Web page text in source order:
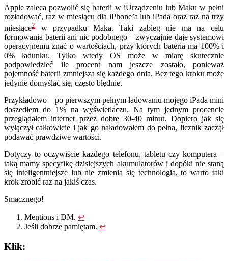
Apple zaleca pozwolić się baterii w iUrządzeniu lub Maku w pełni
rozładować, raz w miesiącu dla iPhone’a lub iPada oraz raz na trzy
miesiące2
w przypadku Maka. Taki zabieg nie ma na celu
formowania baterii ani nic podobnego – zwyczajnie daje systemowi
operacyjnemu znać o wartościach, przy których bateria ma 100% i
0% ładunku. Tylko wtedy OS może w miarę skutecznie
podpowiedzieć ile procent nam jeszcze zostało, ponieważ
pojemność baterii zmniejsza się każdego dnia. Bez tego kroku może
jedynie domyślać się, często błędnie.
Przykładowo – po pierwszym pełnym ładowaniu mojego iPada mini
doszedłem do 1% na wyświetlaczu. Na tym jednym procencie
przeglądałem internet przez dobre 30-40 minut. Dopiero jak się
wyłączył całkowicie i jak go naładowałem do pełna, licznik zaczął
podawać prawdziwe wartości.
Dotyczy to oczywiście każdego telefonu, tabletu czy komputera –
taką mamy specyfikę dzisiejszych akumulatorów i dopóki nie staną
się inteligentniejsze lub nie zmienia się technologia, to warto taki
krok zrobić raz na jakiś czas.
Smacznego!
Mentions i DM. ↩
Jeśli dobrze pamiętam. ↩
Klik: